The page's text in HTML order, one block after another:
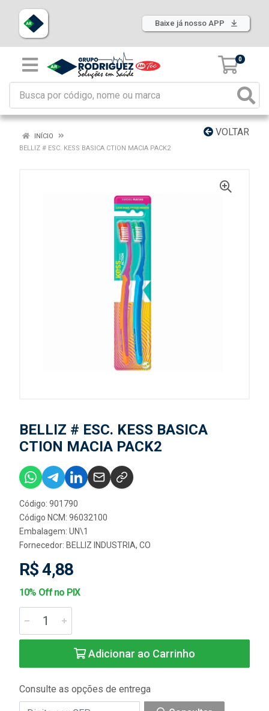
Baixe já nosso APP
0
VOLTAR
INÍCIO
BELLIZ # ESC. KESS BASICA CTION MACIA PACK2
BELLIZ # ESC. KESS BASICA
CTION MACIA PACK2
Código: 901790
Código NCM: 96032100
Embalagem: UN\1
Fornecedor: BELLIZ INDUSTRIA, CO
R$ 4,88
10% Off no PIX
Adicionar ao Carrinho
Consulte as opções de entrega